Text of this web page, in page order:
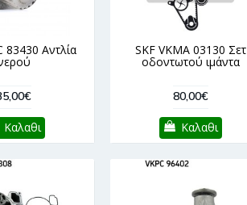
83430 Αντλία
Καλαθι
SKF VKMA 03130 Σετ
οδοντωτού ιμάντα
80,00€
Καλαθι